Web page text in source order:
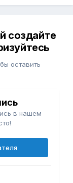
создайте
оставить
в нашем